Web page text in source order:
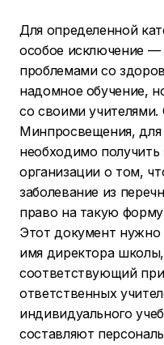
Для определенной
особое исключение —
проблемами со
надомное обучение,
со своими учителями.
Минпросвещения, для
необходимо
организации о том,
заболевание из
право на такую форму
Этот документ
имя директора
соответствующий
ответственных
индивидуального
составляют